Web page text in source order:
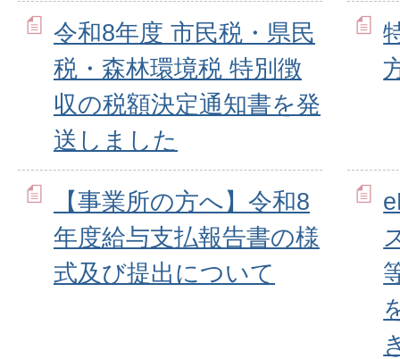
令和8年度 市民税・県民
税・森林環境税 特別徴
収の税額決定通知書を発
送しました
【事業所の方へ】令和8
年度給与支払報告書の様
式及び提出について